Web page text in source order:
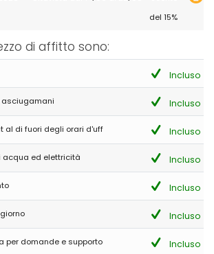
del 15%
di affitto sono:
Incluso
asciugamani Incluso
al di fuori degli orari d'uff Incluso
acqua ed elettricità Incluso
Incluso
Incluso
per domande e supporto Incluso